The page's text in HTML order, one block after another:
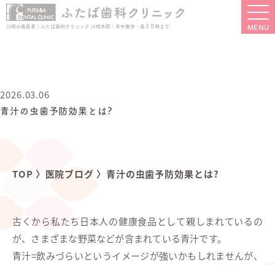
川崎の歯医者｜ふたば歯科クリニック 川崎本院｜年中無休・夜２０時まで
2026.03.06
青汁の虫歯予防効果とは?
TOP 〉 医院ブログ 〉 青汁の虫歯予防効果とは?
古くから私たち日本人の健康食品として親しまれているの
が、さまざまな野菜などが含まれている青汁です。
青汁=飲みづらいというイメージが強いかもしれませんが、